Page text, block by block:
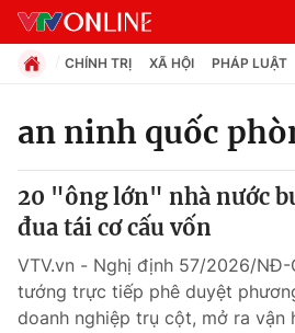
Chuyên mục
Chính trị
Xã hội
CHÍNH TRỊ XÃ HỘI PHÁP LUẬT
an ninh quốc
20 "ông lớn" nhà nước
đua tái cơ cấu vốn
VTV.vn - Nghị định 57/2026/NĐ-
tướng trực tiếp phê duyệt
doanh nghiệp trụ cột, mở ra vận